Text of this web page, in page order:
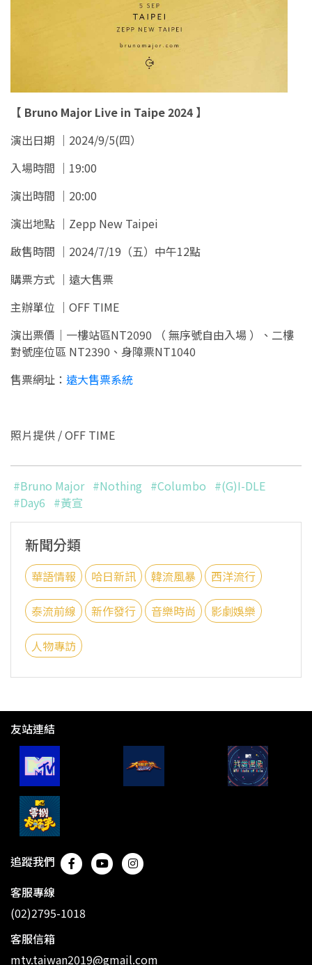
【 Bruno Major Live in Taipe 2024 】
演出日期 ｜2024/9/5(四）
入場時間 ｜19:00
演出時間 ｜20:00
演出地點 ｜Zepp New Taipei
啟售時間 ｜2024/7/19（五）中午12點
購票方式 ｜遠大售票
主辦單位 ｜OFF TIME
演出票價｜一樓站區NT2090 （ 無序號自由入場 ）、二樓
對號座位區 NT2390、身障票NT1040
售票網址： 遠大售票系統
照片提供 / OFF TIME
#Bruno Major #Nothing #Columbo #(G)I-DLE
#Day6 #黃宣
新聞分類
華語情報 哈日新訊 韓流風暴 西洋流行
泰流前線 新作發行 音樂時尚 影劇娛樂
人物專訪
友站連結
追蹤我們
客服專線
(02)2795-1018
客服信箱
mtv.taiwan2019@gmail.com